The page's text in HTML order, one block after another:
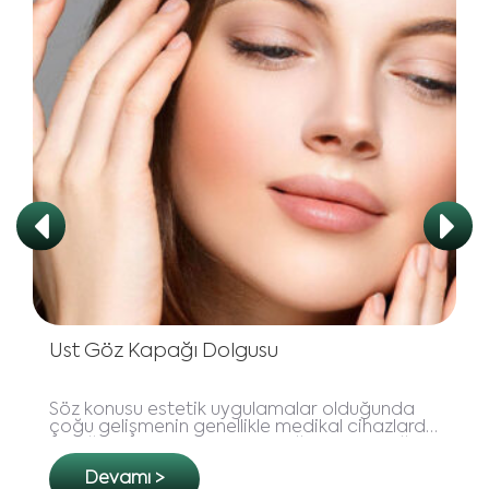
Üst Göz Kapağı Dolgusu
Söz konusu estetik uygulamalar olduğunda
çoğu gelişmenin genellikle medikal cihazlarda
söyleyemeliyim..
Devamı >